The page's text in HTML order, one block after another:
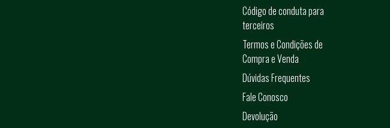
Código de conduta para
terceiros
Termos e Condições de
Compra e Venda
Dúvidas Frequentes
Fale Conosco
Devolução